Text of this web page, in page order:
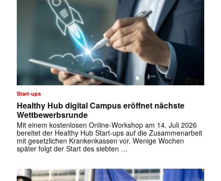
Start-ups
Healthy Hub digital Campus eröffnet nächste
Wettbewerbsrunde
Mit einem kostenlosen Online-Workshop am 14. Juli 2026
bereitet der Healthy Hub Start-ups auf die Zusammenarbeit
mit gesetzlichen Krankenkassen vor. Wenige Wochen
später folgt der Start des siebten …